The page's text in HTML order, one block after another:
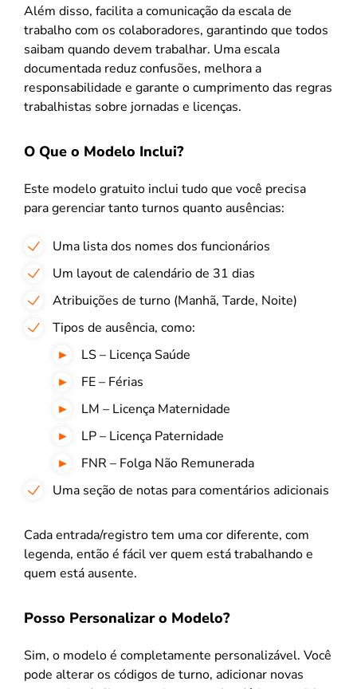
Além disso, facilita a comunicação da escala de
trabalho com os colaboradores, garantindo que todos
saibam quando devem trabalhar. Uma escala
documentada reduz confusões, melhora a
responsabilidade e garante o cumprimento das regras
trabalhistas sobre jornadas e licenças.
O Que o Modelo Inclui?
Este modelo gratuito inclui tudo que você precisa
para gerenciar tanto turnos quanto ausências:
Uma lista dos nomes dos funcionários
Um layout de calendário de 31 dias
Atribuições de turno (Manhã, Tarde, Noite)
Tipos de ausência, como:
LS – Licença Saúde
FE – Férias
LM – Licença Maternidade
LP – Licença Paternidade
FNR – Folga Não Remunerada
Uma seção de notas para comentários adicionais
Cada entrada/registro tem uma cor diferente, com
legenda, então é fácil ver quem está trabalhando e
quem está ausente.
Posso Personalizar o Modelo?
Sim, o modelo é completamente personalizável. Você
pode alterar os códigos de turno, adicionar novas